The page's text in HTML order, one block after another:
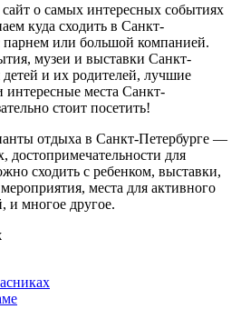
о самых интересных событиях
куда сходить в Санкт-
парнем или большой компанией.
музеи и выставки Санкт-
и их родителей, лучшие
интересные места Санкт-
стоит посетить!
отдыха в Санкт-Петербурге —
достопримечательности для
сходить с ребенком, выставки,
места для активного
и многое другое.